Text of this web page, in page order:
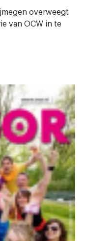
overweegt
van OCW in te